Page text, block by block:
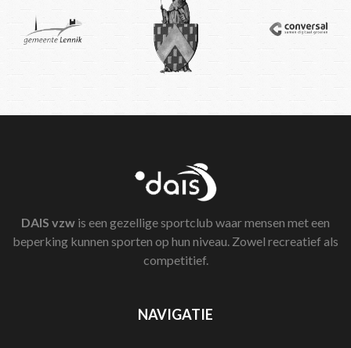
DAIS vzw is een gezellige sportclub waar mensen met een
beperking kunnen sporten op hun niveau. Zowel recreatief als
competitief.
NAVIGATIE